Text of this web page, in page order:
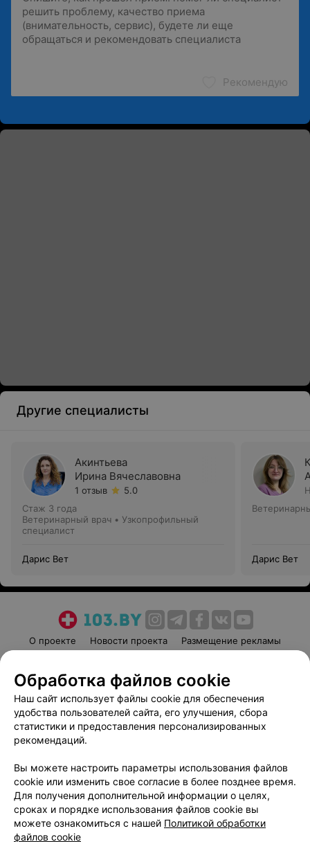
Рекомендую
Другие специалисты
Акинтьева
Ирина Вячеславовна
1 отзыв
5.0
Стаж 3 года
Ветеринарный врач • Узкопрофильный
специалист
Дарис Вет Дарис Вет
О проекте Новости проекта
Размещение рекламы
Пользовательское соглашение
Способы оплаты
Вакансии
Партнеры
Написать руководителю 103.by
Обработка персональных данных
Обработка файлов cookie
Наш сайт использует файлы cookie для обеспечения
удобства пользователей сайта, его улучшения, сбора
статистики и предоставления персонализированных
рекомендаций.
Вы можете настроить параметры использования файлов
cookie или изменить свое согласие в более позднее время.
Для получения дополнительной информации о целях,
сроках и порядке использования файлов cookie вы
можете ознакомиться с нашей Политикой обработки
файлов cookie